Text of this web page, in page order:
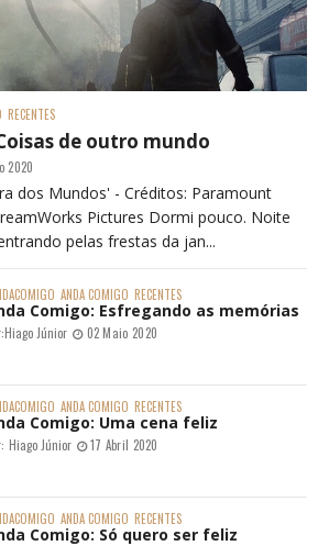
RECENTES
de outro mundo
2020
dos Mundos' - Créditos: Paramount
Pictures Dormi pouco. Noite
pelas frestas da jan...
ANDA COMIGO RECENTES
Comigo: Esfregando as memórias
Hiago Júnior 02 Maio 2020
ANDA COMIGO RECENTES
Comigo: Uma cena feliz
Hiago Júnior 17 Abril 2020
ANDA COMIGO RECENTES
Comigo: Só quero ser feliz